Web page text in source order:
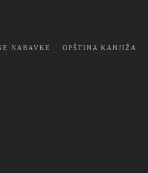
NABAVKE OPŠTINA KANJIŽA